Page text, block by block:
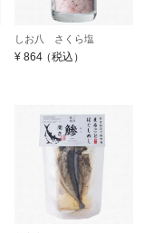
しお八 さくら塩
¥ 864（税込）